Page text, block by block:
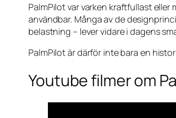
PalmPilot var varken kraftfullast
användbar. Många av de
belastning – lever vidare i dagens
PalmPilot är därför inte bara en
Youtube filmer om